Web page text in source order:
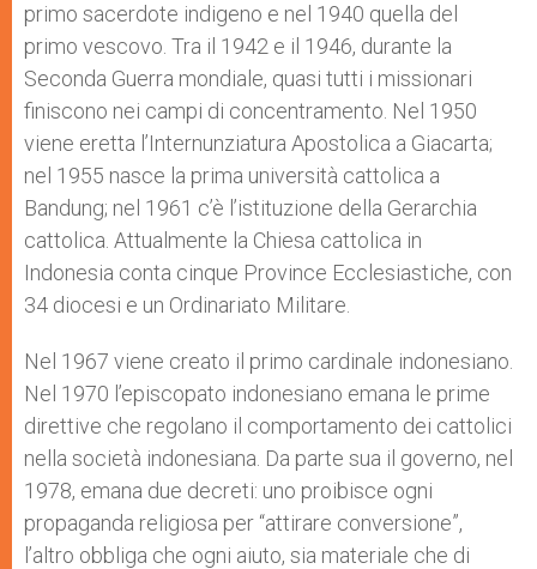
primo sacerdote indigeno e nel 1940 quella del
primo vescovo. Tra il 1942 e il 1946, durante la
Seconda Guerra mondiale, quasi tutti i missionari
finiscono nei campi di concentramento. Nel 1950
viene eretta l’Internunziatura Apostolica a Giacarta;
nel 1955 nasce la prima università cattolica a
Bandung; nel 1961 c’è l’istituzione della Gerarchia
cattolica. Attualmente la Chiesa cattolica in
Indonesia conta cinque Province Ecclesiastiche, con
34 diocesi e un Ordinariato Militare.
Nel 1967 viene creato il primo cardinale indonesiano.
Nel 1970 l’episcopato indonesiano emana le prime
direttive che regolano il comportamento dei cattolici
nella società indonesiana. Da parte sua il governo, nel
1978, emana due decreti: uno proibisce ogni
propaganda religiosa per “attirare conversione”,
l’altro obbliga che ogni aiuto, sia materiale che di